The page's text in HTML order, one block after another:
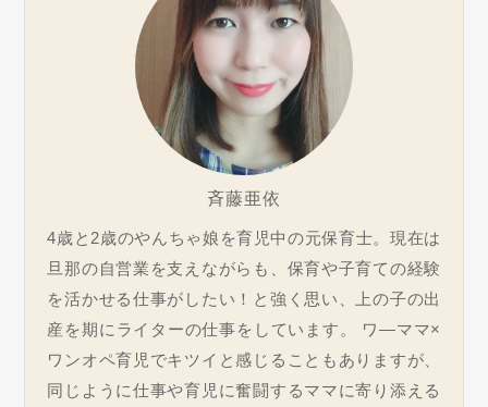
斉藤亜依
4歳と2歳のやんちゃ娘を育児中の元保育士。現在は
旦那の自営業を支えながらも、保育や子育ての経験
を活かせる仕事がしたい！と強く思い、上の子の出
産を期にライターの仕事をしています。 ワ―ママ×
ワンオペ育児でキツイと感じることもありますが、
同じように仕事や育児に奮闘するママに寄り添える